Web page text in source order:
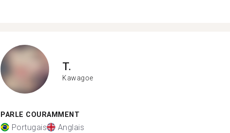
T.
Kawagoe
PARLE COURAMMENT
Portugais Anglais